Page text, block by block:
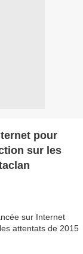
pour
sur les